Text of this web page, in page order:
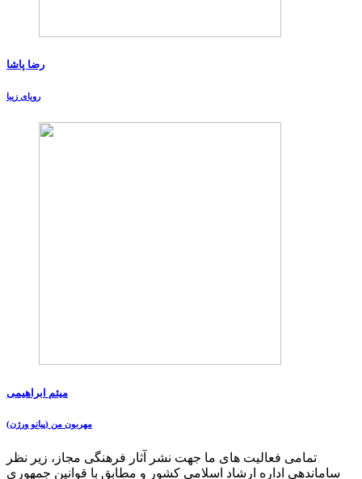
رضا پاشا
رویای زیبا
میثم ابراهیمی
مهربون من (پیانو ورژن)
تمامی فعالیت های ما جهت نشر آثار فرهنگی مجاز، زیر نظر
ساماندهی اداره ارشاد اسلامی کشور و مطابق با قوانین جمهوری